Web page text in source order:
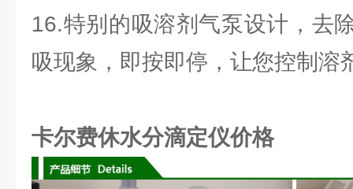
16.特别的吸溶剂气泵设计，去
吸现象，即按即停，让您控制溶
卡尔费休水分滴定仪价格